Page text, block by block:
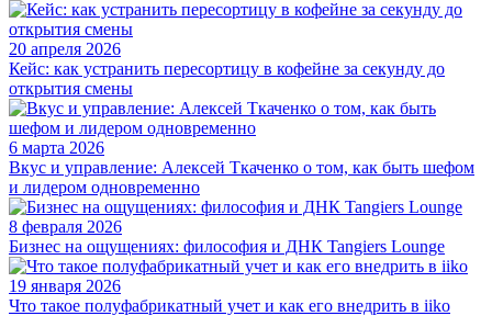
20 апреля 2026
Кейс: как устранить пересортицу в кофейне за секунду до
открытия смены
6 марта 2026
Вкус и управление: Алексей Ткаченко о том, как быть шефом
и лидером одновременно
8 февраля 2026
Бизнес на ощущениях: философия и ДНК Tangiers Lounge
19 января 2026
Что такое полуфабрикатный учет и как его внедрить в iiko